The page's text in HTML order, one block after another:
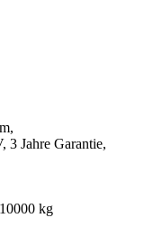
3 Jahre Garantie,
kg